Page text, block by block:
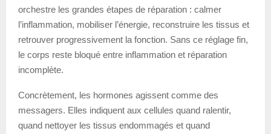
orchestre les grandes étapes de réparation : calmer
l’inflammation, mobiliser l’énergie, reconstruire les tissus et
retrouver progressivement la fonction. Sans ce réglage fin,
le corps reste bloqué entre inflammation et réparation
incomplète.
Concrètement, les hormones agissent comme des
messagers. Elles indiquent aux cellules quand ralentir,
quand nettoyer les tissus endommagés et quand